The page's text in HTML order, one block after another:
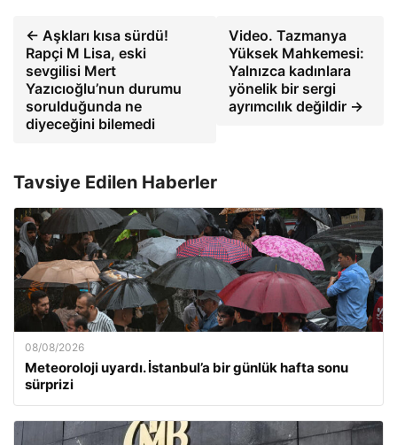
← Aşkları kısa sürdü!
Rapçi M Lisa, eski
sevgilisi Mert
Yazıcıoğlu’nun durumu
sorulduğunda ne
diyeceğini bilemedi
Video. Tazmanya
Yüksek Mahkemesi:
Yalnızca kadınlara
yönelik bir sergi
ayrımcılık değildir →
Tavsiye Edilen Haberler
08/08/2026
Meteoroloji uyardı. İstanbul’a bir günlük hafta sonu
sürprizi